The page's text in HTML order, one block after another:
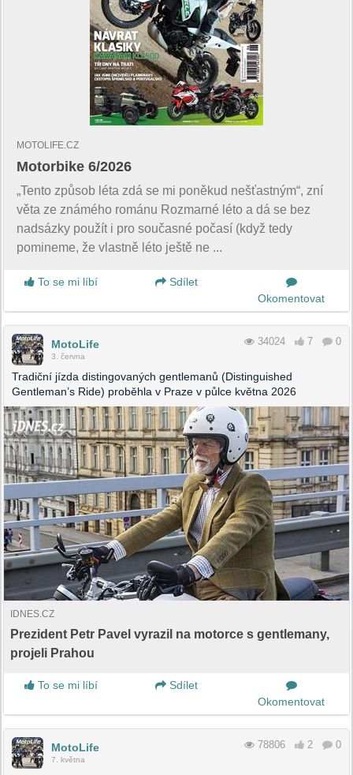
MOTOLIFE.CZ
Motorbike 6/2026
„Tento způsob léta zdá se mi poněkud nešťastným“, zní
věta ze známého románu Rozmarné léto a dá se bez
nadsázky použít i pro současné počasí (když tedy
pomineme, že vlastně léto ještě ne ...
To se mi líbí
Sdílet
Okomentovat
MotoLife
3. června
34024 7 0
Tradiční jízda distingovaných gentlemanů (Distinguished
Gentleman’s Ride) proběhla v Praze v půlce května 2026
IDNES.CZ
Prezident Petr Pavel vyrazil na motorce s gentlemany,
projeli Prahou
To se mi líbí
Sdílet
Okomentovat
MotoLife
7. května
78806 2 0